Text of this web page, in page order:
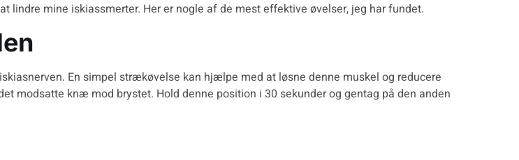
mine iskiassmerter. Her er nogle af de mest effektive øvelser, jeg har fundet.
En simpel strækøvelse kan hjælpe med at løsne denne muskel og reducere
modsatte knæ mod brystet. Hold denne position i 30 sekunder og gentag på den anden